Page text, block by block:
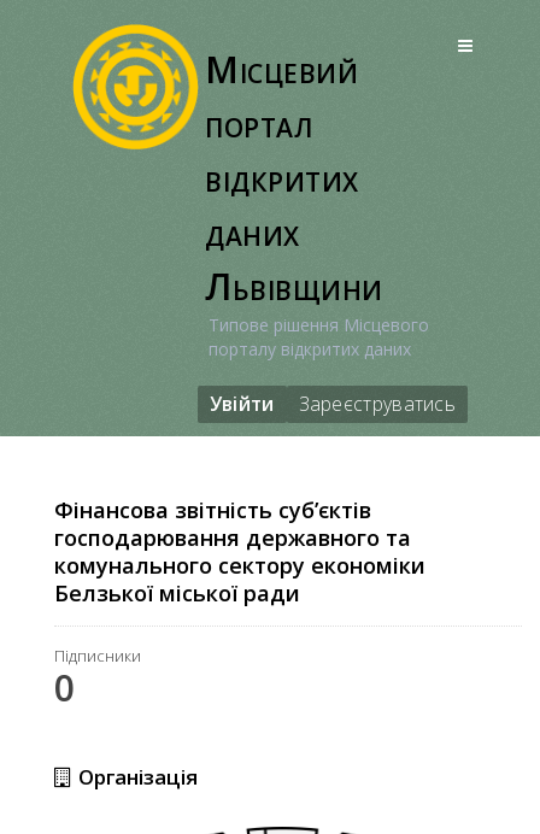
Місцевий
портал
відкритих
даних
Львівщини
Типове рішення Місцевого
порталу відкритих даних
Увійти Зареєструватись
Фінансова звітність суб’єктів
господарювання державного та
комунального сектору економіки
Белзької міської ради
Підписники
0
Організація